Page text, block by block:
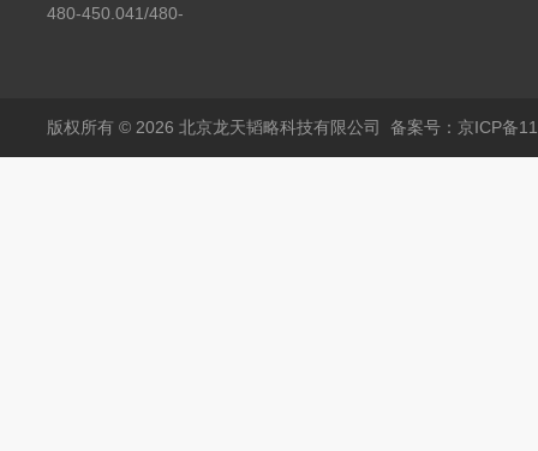
450.008C耶拿镉Cd空
480-450.041/480-
包邮
版权所有 © 2026 北京龙天韬略科技有限公司 备案号：京ICP备